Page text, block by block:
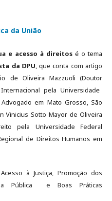
da União
e acesso à direitosé o tema
da DPU, que conta com artigo
de Oliveira Mazzuoli (Doutor
pela Universidade
em Mato Grosso, São
Vinicius Sotto Mayor de Oliveira
pela Universidade Federal
de Direitos Humanos em
à Justiça, Promoção dos
Pública e Boas Práticas